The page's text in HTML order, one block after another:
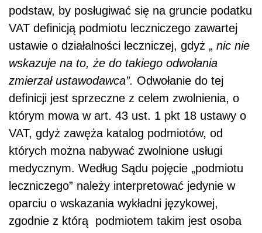
podstaw, by posługiwać się na gruncie podatku
VAT definicją podmiotu leczniczego zawartej
ustawie o działalności leczniczej, gdyż „ nic nie
wskazuje na to, że do takiego odwołania
zmierzał ustawodawca”. Odwołanie do tej
definicji jest sprzeczne z celem zwolnienia, o
którym mowa w art. 43 ust. 1 pkt 18 ustawy o
VAT, gdyż zawęża katalog podmiotów, od
których można nabywać zwolnione usługi
medycznym. Według Sądu pojęcie „podmiotu
leczniczego” należy interpretować jedynie w
oparciu o wskazania wykładni językowej,
zgodnie z którą podmiotem takim jest osoba